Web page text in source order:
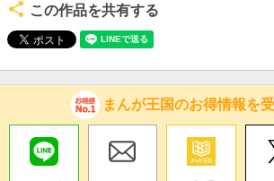
この作品を共有する
まんが王国のお得情報を